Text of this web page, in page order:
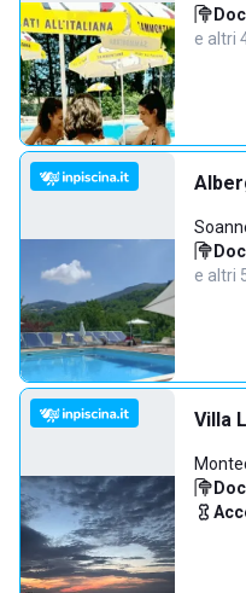
e altri
e altri
Villa